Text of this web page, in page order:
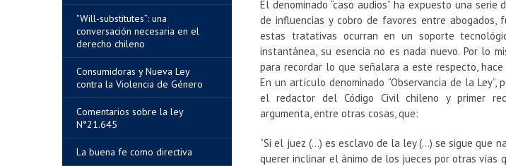
"Will-substitutes”: una
conversación necesaria en el
derecho chileno
Consumidoras y Nueva Ley
contra la Violencia de Género
Comentarios sobre la ley
N°21.645
La buena fe como directiva
El denominado “caso audios” ha expuesto una
de influencias y cobro de favores entre abogados,
estas tratativas ocurran en un soporte
instantánea, su esencia no es nada nuevo. Por lo
para recordar lo que señalara a este respecto,
En un artículo denominado “Observancia de la Ley”,
el redactor del Código Civil chileno y primer
argumenta, entre otras cosas, que:
“Si el juez (…) es esclavo de la ley (…) se sigue que
querer inclinar el ánimo de los jueces por otras vías